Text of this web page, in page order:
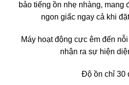
bảo tiếng ồn nhẹ nhàng, mang
ngon giấc ngay cả khi
Máy hoạt động cực êm đến
nhận ra sự hiện
Độ ồn chỉ 30